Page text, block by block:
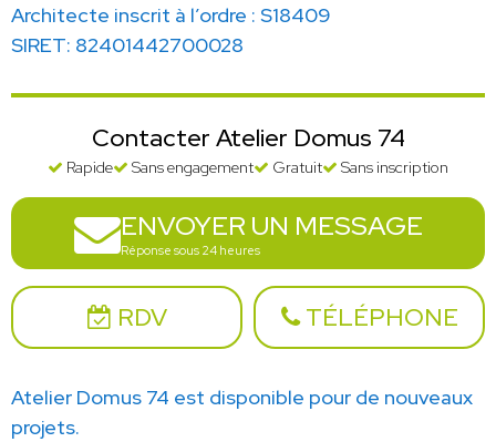
Architecte inscrit à l’ordre : S18409
SIRET: 82401442700028
Contacter Atelier Domus 74
Rapide Sans engagement Gratuit Sans inscription
ENVOYER UN MESSAGE
Réponse sous 24 heures
RDV TÉLÉPHONE
Atelier Domus 74 est disponible pour de nouveaux
projets.